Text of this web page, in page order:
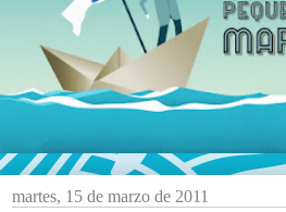
martes, 15 de marzo de 2011